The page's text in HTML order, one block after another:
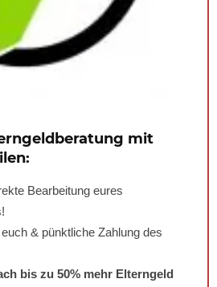
mit
Bearbeitung eures
& pünktliche Zahlung des
bis zu 50% mehr Elterngeld